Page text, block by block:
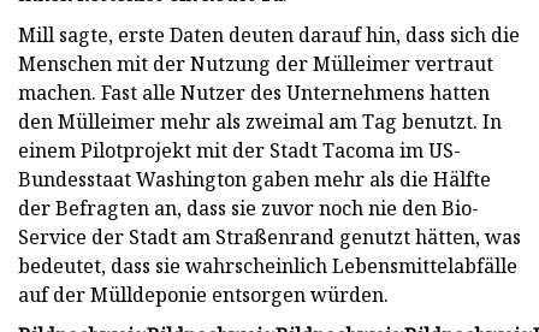
Mill sagte, erste Daten deuten darauf hin, dass sich die
Menschen mit der Nutzung der Mülleimer vertraut
machen. Fast alle Nutzer des Unternehmens hatten
den Mülleimer mehr als zweimal am Tag benutzt. In
einem Pilotprojekt mit der Stadt Tacoma im US-
Bundesstaat Washington gaben mehr als die Hälfte
der Befragten an, dass sie zuvor noch nie den Bio-
Service der Stadt am Straßenrand genutzt hätten, was
bedeutet, dass sie wahrscheinlich Lebensmittelabfälle
auf der Mülldeponie entsorgen würden.